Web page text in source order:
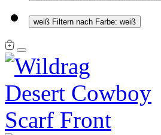
weiß Filtern nach Farbe: weiß